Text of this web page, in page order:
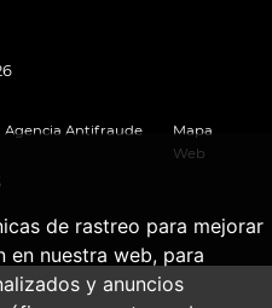
de rastreo para mejorar
en nuestra web, para
y anuncios
Agencia Antifraude
Mapa
Web